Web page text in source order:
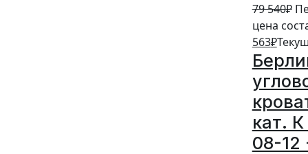
79 540₽
цена
563₽
кат.
08-12